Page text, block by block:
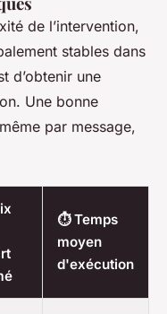
de l’intervention,
stables dans
d’obtenir une
Une bonne
par message,
⏱️ Temps
moyen
d'exécution